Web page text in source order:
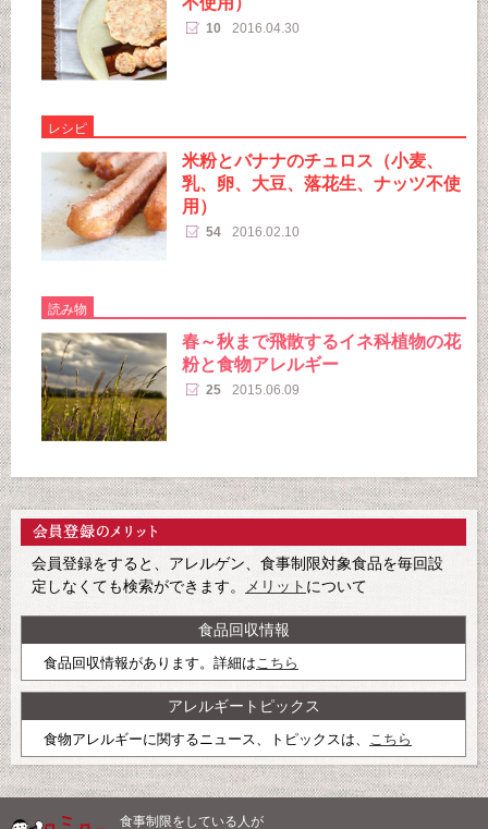
10 2016.04.30
レシピ
米粉とバナナのチュロス（小麦、
乳、卵、大豆、落花生、ナッツ不使
用）
54 2016.02.10
読み物
春～秋まで飛散するイネ科植物の花
粉と食物アレルギー
25 2015.06.09
会員登録をすると、アレルゲン、食事制限対象食品を毎回設
定しなくても検索ができます。
メリット について
食品回収情報
食品回収情報があります。詳細はこちら
アレルギートピックス
食物アレルギーに関するニュース、トピックスは、 こちら
食事制限をしている人が